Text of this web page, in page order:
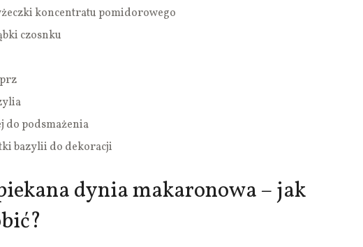
koncentratu pomidorowego
czosnku
do podsmażenia
bazylii do dekoracji
dynia makaronowa – jak